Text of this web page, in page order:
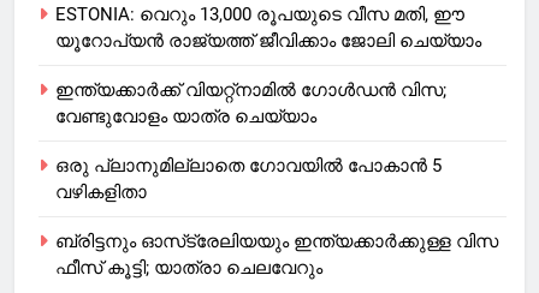
ESTONIA: വെറും 13,000 രൂപയുടെ വീസ മതി, ഈ
യൂറോപ്യന്‍ രാജ്യത്ത് ജീവിക്കാം ജോലി ചെയ്യാം
ഇന്ത്യക്കാർക്ക് വിയറ്റ്‌നാമില്‍ ഗോള്‍ഡന്‍ വിസ;
വേണ്ടുവോളം യാത്ര ചെയ്യാം
ഒരു പ്ലാനുമില്ലാതെ ഗോവയില്‍ പോകാൻ 5
വഴികളിതാ
ബ്രിട്ടനും ഓസ്‌ട്രേലിയയും ഇന്ത്യക്കാര്‍ക്കുള്ള വിസ
ഫീസ് കൂട്ടി; യാത്രാ ചെലവേറും